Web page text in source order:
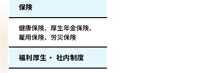
保険
健康保険、厚生年金保険、
雇用保険、労災保険
福利厚生・ 社内制度